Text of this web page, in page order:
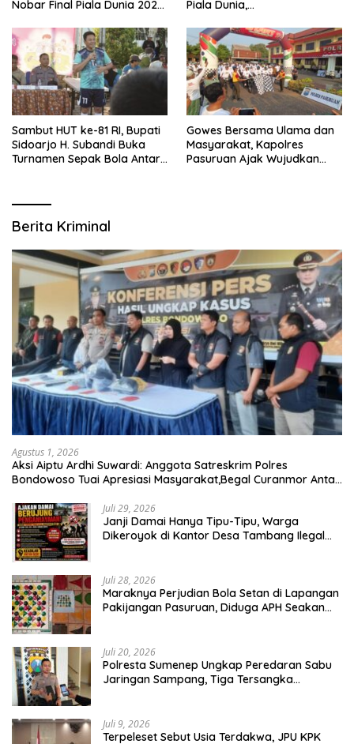
Nobar Final Piala Dunia 2026
Forkopimda
Piala Dunia,
Sambut HUT ke-81 RI, Bupati
Sidoarjo H. Subandi Buka
Turnamen Sepak Bola Antar
Gowes Bersama Ulama dan
Masyarakat, Kapolres
Pasuruan Ajak Wujudkan
Berita Kriminal
Agustus 1, 2026
Aksi Aiptu Ardhi Suwardi: Anggota Satreskrim Polres
Bondowoso Tuai Apresiasi Masyarakat,Begal Curanmor Antar
Juli 29, 2026
Janji Damai Hanya Tipu-Tipu, Warga
Dikeroyok di Kantor Desa Tambang Ilegal
Juli 28, 2026
Maraknya Perjudian Bola Setan di Lapangan
Pakijangan Pasuruan, Diduga APH Seakan
Juli 20, 2026
Polresta Sumenep Ungkap Peredaran Sabu
Jaringan Sampang, Tiga Tersangka
Juli 9, 2026
Terpeleset Sebut Usia Terdakwa, JPU KPK